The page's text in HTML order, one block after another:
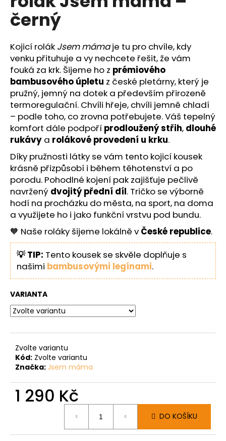
5
hvězdiček.
černý
Kojicí rolák Jsem mámaje tu pro chvíle, kdy
venku přituhuje a vy nechcete řešit, že vám
fouká za krk. Šijeme ho z prémiového
bambusového úpletu z české pletárny, který je
pružný, jemný na dotek a především přirozeně
termoregulační. Chvíli hřeje, chvíli jemně chladí
– podle toho, co zrovna potřebujete. Váš tepelný
komfort dále podpoří prodloužený střih, dlouhé
rukávy a rolákové provedení u krku.
Díky pružnosti látky se vám tento kojicí kousek
krásně přizpůsobí i během těhotenství a po
porodu. Pohodlné kojení pak zajišťuje pečlivě
navržený dvojitý přední díl. Tričko se výborně
hodí na procházku do města, na sport, na doma
a využijete ho i jako funkční vrstvu pod bundu.
🧡 Naše roláky šijeme lokálně v České republice.
💡 TIP: Tento kousek se skvěle doplňuje s
našimi bambusovými legínami.
VARIANTA
Zvolte variantu
Kód: Zvolte variantu
Značka: Jsem máma
1 290 Kč
DO KOŠÍKU
u
j
m
e